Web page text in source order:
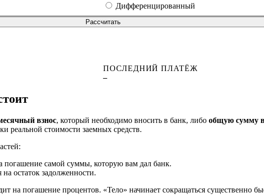
Дифференцированный
Рассчитать
ПОСЛЕДНИЙ ПЛАТЁЖ
–
взнос, который необходимо вносить в банк, либо общую сумму
реальной стоимости заемных средств.
погашение самой суммы, которую вам дал банк.
остаток задолженности.
на погашение процентов. «Тело» начинает сокращаться существенно